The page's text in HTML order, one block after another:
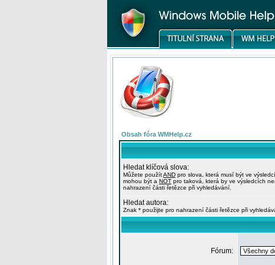
Obsah fóra WMHelp.cz
Hledat klíčová slova:
Můžete použítAND pro slova, která musí být ve
mohou být a NOT pro taková, která by ve výsledcích
nahrazení části řetězce při vyhledávání.
Hledat autora:
Znak * použijte pro nahrazení části řetězce při
Fórum: